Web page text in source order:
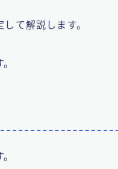
て解説します。